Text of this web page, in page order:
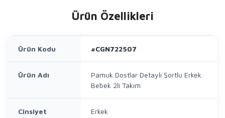
Ürün Özellikleri
Ürün Kodu #CGN722507
Ürün Adı
Pamuk Dostlar Detaylı Şortlu Erkek
Bebek 2li Takım
Cinsiyet Erkek